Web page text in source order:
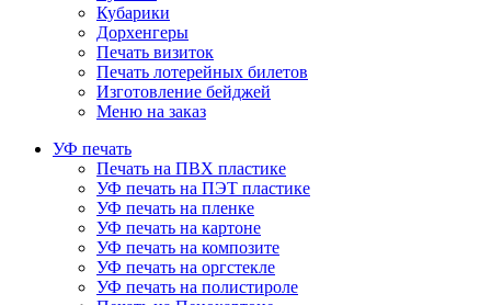
Кубарики
Дорхенгеры
Печать визиток
Печать лотерейных билетов
Изготовление бейджей
Меню на заказ
УФ печать
Печать на ПВХ пластике
УФ печать на ПЭТ пластике
УФ печать на пленке
УФ печать на картоне
УФ печать на композите
УФ печать на оргстекле
УФ печать на полистироле